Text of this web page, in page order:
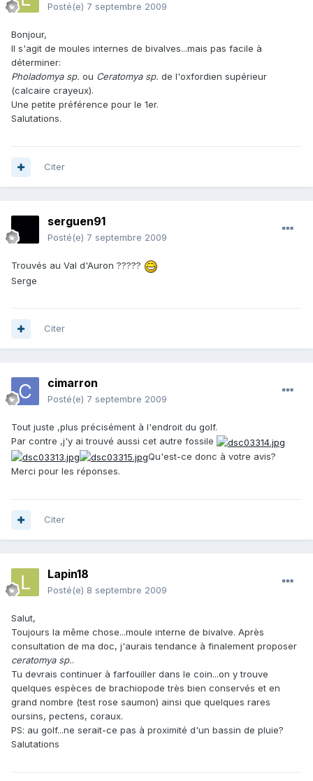
Posté(e) 7 septembre 2009
Bonjour,
Il s'agit de moules internes de bivalves...mais pas facile à
déterminer:
Pholadomya sp. ou Ceratomya sp. de l'oxfordien supérieur
(calcaire crayeux).
Une petite préférence pour le 1er.
Salutations.
Citer
serguen91
Posté(e) 7 septembre 2009
Trouvés au Val d'Auron ?????
Serge
Citer
cimarron
Posté(e) 7 septembre 2009
Tout juste ,plus précisément à l'endroit du golf.
Par contre ,j'y ai trouvé aussi cet autre fossile
Qu'est-ce donc à votre avis?
Merci pour les réponses.
Citer
Lapin18
Posté(e) 8 septembre 2009
Salut,
Toujours la même chose...moule interne de bivalve. Après
consultation de ma doc, j'aurais tendance à finalement proposer
ceratomya sp..
Tu devrais continuer à farfouiller dans le coin...on y trouve
quelques espèces de brachiopode très bien conservés et en
grand nombre (test rose saumon) ainsi que quelques rares
oursins, pectens, coraux.
PS: au golf...ne serait-ce pas à proximité d'un bassin de pluie?
Salutations